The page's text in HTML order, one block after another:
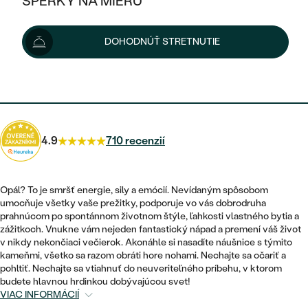
KOMBINOVANÉ ZLATO
PODĽA ŠTÝLU
ETERNITY
VINTAGE
NETRADIČNÉ
TEPANÉ
POSTRANNÉ DRAHOKAMY
HALO
VINTAGE
SET ZÁSNUBNÉHO PRSTEŇA A
NETRADIČNÉ
ZOSTAVTE SI PRSTEŇ
ZAČAŤ S PRSTEŇOM
VÝPREDAJ
ŠPERKY ČO POMÁHAJÚ
PODĽA TYPU
NÁUŠNICE
PRSTENE
PRÍVESKY
NÁRAMKY
SETY
PÁNSKE ŠPERKY
PLATINOVÉ
NAPICHOVACIE
KRUHOVÉ
MINIMALISTICKÉ
VISIACE
SOLITÉR
V TVARE SRDCA
ZLATÉ
STRIEBORNÉ
PODĽA ŠTÝLU
SOLITÉR
NARODENIE DIEŤAŤA
PERSONALIZOVANÉ
SO ZNAMENÍM ZVEROKRUHU
MINIMALISTICKÉ
VÝPREDAJ
ZLATÉ
STRIEBORNÉ
PODĽA ŠTÝLU
ETERNITY
MINIMALISTICKÉ
DOHODNÚŤ STRETNUTIE
104 €106 € -2 %
Možnosti doručenia
4.9 710 recenzií
Opál? To je smršť energie, sily a emócií. Nevídaným spôsobom
umocňuje všetky vaše prežitky, podporuje vo vás dobrodruha
prahnúcom po spontánnom životnom štýle, ľahkosti vlastného bytia a
zážitkoch. Vnukne vám nejeden fantastický nápad a premení váš život
v nikdy nekončiaci večierok. Akonáhle si nasadíte náušnice s týmito
kameňmi, všetko sa razom obráti hore nohami. Nechajte sa očariť a
pohltiť. Nechajte sa vtiahnuť do neuveriteľného príbehu, v ktorom
budete hlavnou hrdinkou dobývajúcou svet!
VIAC INFORMÁCIÍ